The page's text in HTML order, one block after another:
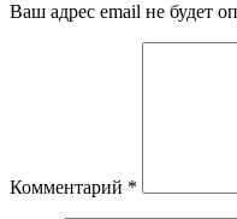
Ваш адрес email не будет
Комментарий *